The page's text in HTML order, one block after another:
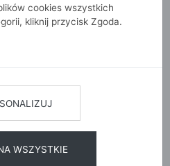
cookies wszystkich
kliknij przycisk Zgoda.
WSZYSTKIE